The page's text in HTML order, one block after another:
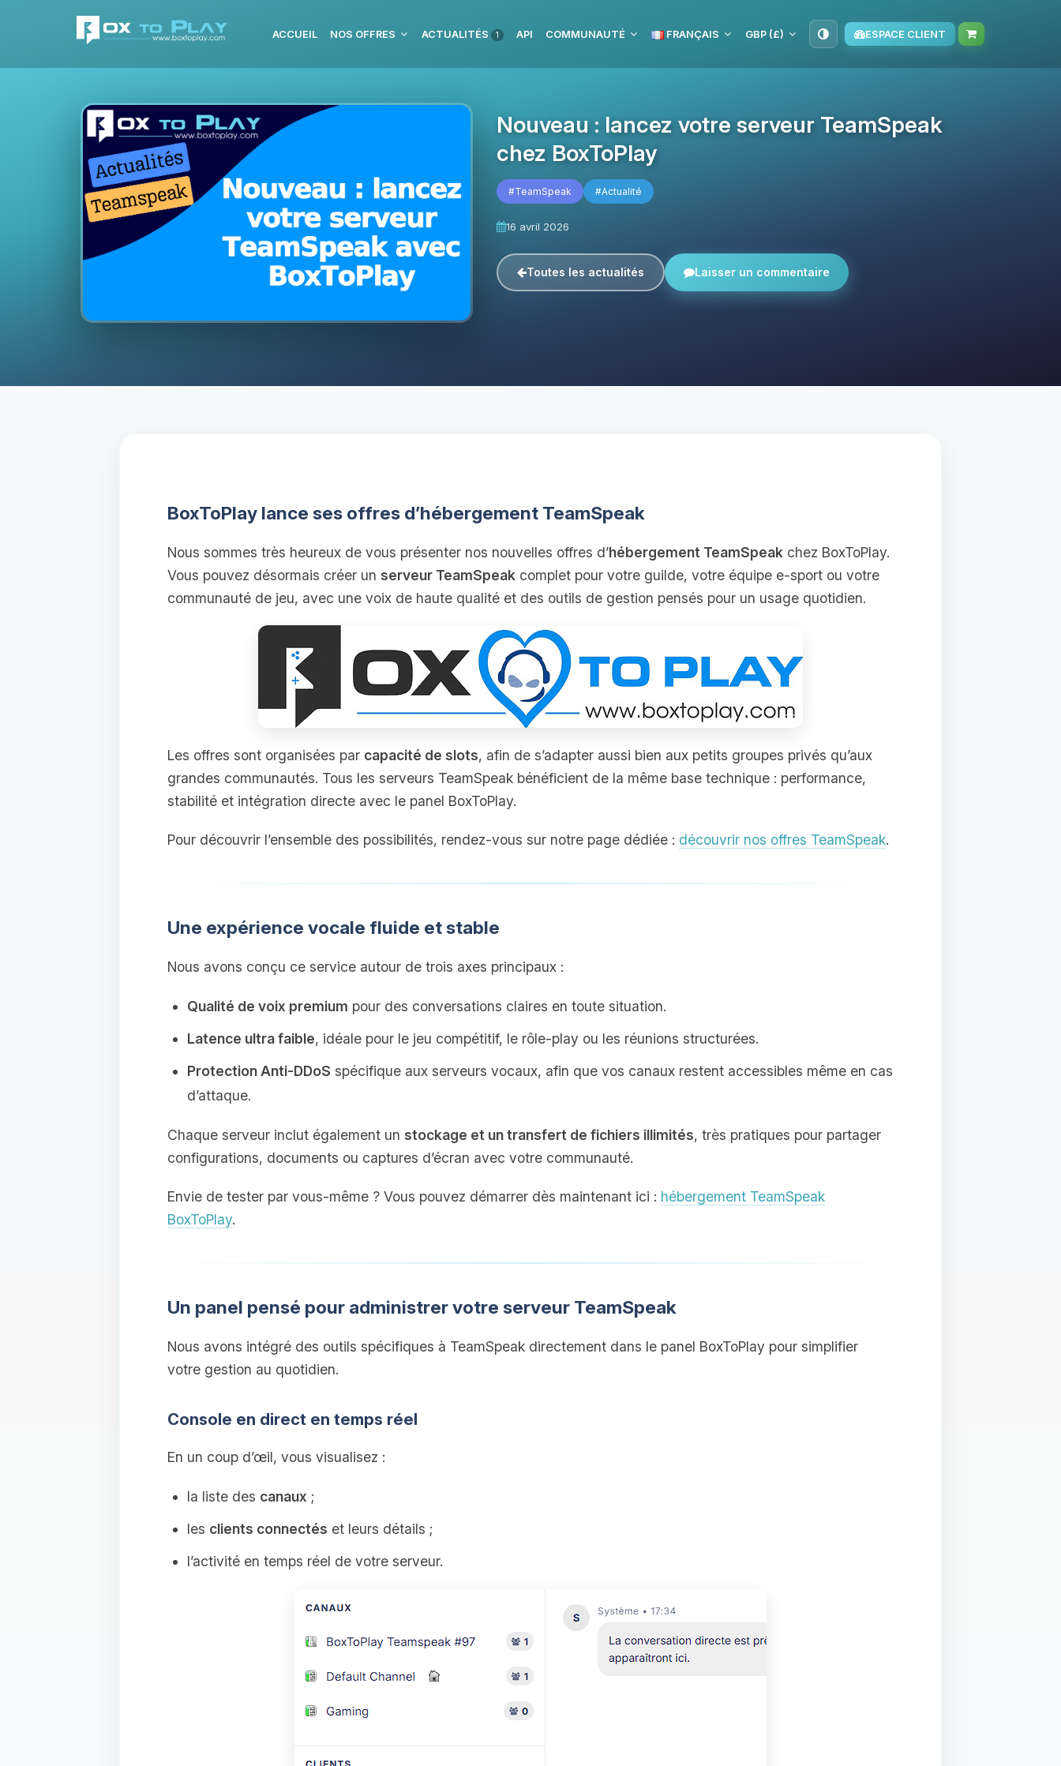
ACCUEIL NOS OFFRES ACTUALITÉS 1 API COMMUNAUTÉ FRANÇAIS GBP (£) ESPACE CLIENT
Nouveau : lancez votre serveur TeamSpeak
chez BoxToPlay
#TeamSpeak #Actualité
16 avril 2026
Toutes les actualités Laisser un commentaire
BoxToPlay lance ses offres d’hébergement TeamSpeak
Nous sommes très heureux de vous présenter nos nouvelles offres d’hébergement TeamSpeakchez BoxToPlay.
Vous pouvez désormais créer un serveur TeamSpeakcomplet pour votre guilde, votre équipe e‑sport ou votre
communauté de jeu, avec une voix de haute qualité et des outils de gestion pensés pour un usage quotidien.
Les offres sont organisées par capacité de slots, afin de s’adapter aussi bien aux petits groupes privés qu’aux
grandes communautés. Tous les serveurs TeamSpeak bénéficient de la même base technique : performance,
stabilité et intégration directe avec le panel BoxToPlay.
Pour découvrir l’ensemble des possibilités, rendez‑vous sur notre page dédiée : découvrir nos offres TeamSpeak.
Une expérience vocale fluide et stable
Nous avons conçu ce service autour de trois axes principaux :
Qualité de voix premium pour des conversations claires en toute situation.
Latence ultra faible, idéale pour le jeu compétitif, le rôle‑play ou les réunions structurées.
Protection Anti‑DDoS spécifique aux serveurs vocaux, afin que vos canaux restent accessibles même en cas
d’attaque.
Chaque serveur inclut également un stockage et un transfert de fichiers illimités, très pratiques pour partager
configurations, documents ou captures d’écran avec votre communauté.
Envie de tester par vous‑même ? Vous pouvez démarrer dès maintenant ici : hébergement TeamSpeak
BoxToPlay.
Un panel pensé pour administrer votre serveur TeamSpeak
Nous avons intégré des outils spécifiques à TeamSpeak directement dans le panel BoxToPlay pour simplifier
votre gestion au quotidien.
Console en direct en temps réel
En un coup d’œil, vous visualisez :
la liste des canaux ;
les clients connectés et leurs détails ;
l’activité en temps réel de votre serveur.